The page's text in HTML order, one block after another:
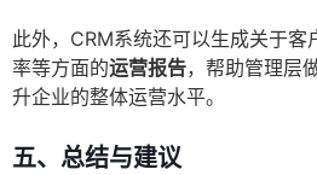
此外，CRM系统还可以生成关于
率等方面的运营报告，帮助管理层
升企业的整体运营水平。
五、总结与建议